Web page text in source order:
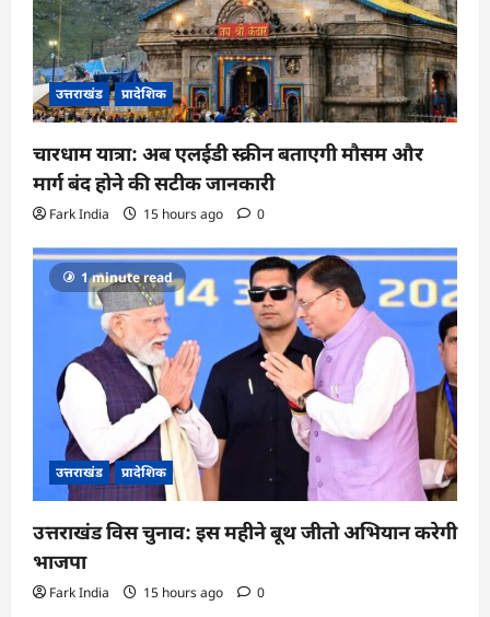
उत्तराखंड प्रादेशिक
चारधाम यात्रा: अब एलईडी स्क्रीन बताएगी मौसम और
मार्ग बंद होने की सटीक जानकारी
Fark India 15 hours ago 0
1 minute read
उत्तराखंड प्रादेशिक
उत्तराखंड विस चुनाव: इस महीने बूथ जीतो अभियान करेगी
भाजपा
Fark India 15 hours ago 0